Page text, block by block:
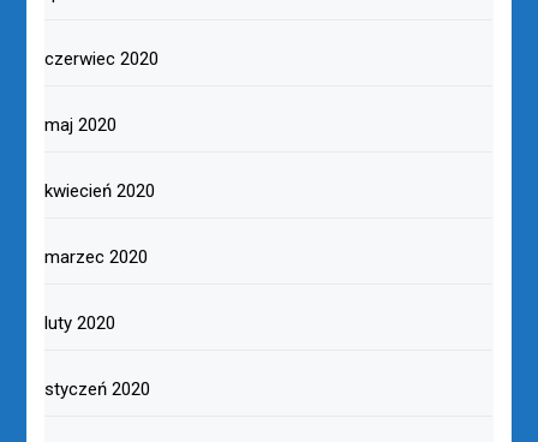
czerwiec 2020
maj 2020
kwiecień 2020
marzec 2020
luty 2020
styczeń 2020